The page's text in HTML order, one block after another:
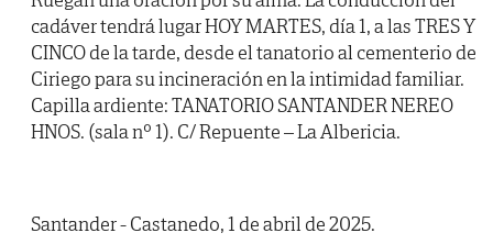
cadáver tendrá lugar HOY MARTES, día 1, a las TRES Y
CINCO de la tarde, desde el tanatorio al cementerio de
Ciriego para su incineración en la intimidad familiar.
Capilla ardiente: TANATORIO SANTANDER NEREO
HNOS. (sala nº 1). C/ Repuente – La Albericia.
Santander - Castanedo, 1 de abril de 2025.